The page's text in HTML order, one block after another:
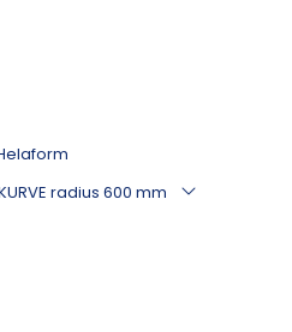
radius 600 mm